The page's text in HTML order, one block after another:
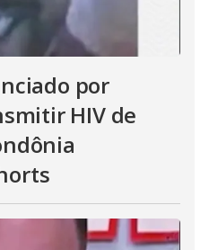
por
HIV de